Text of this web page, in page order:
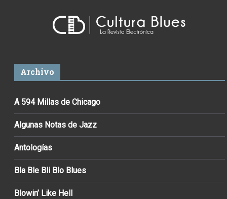
Archivo
A 594 Millas de Chicago
Algunas Notas de Jazz
Antologías
Bla Ble Bli Blo Blues
Blowin’ Like Hell